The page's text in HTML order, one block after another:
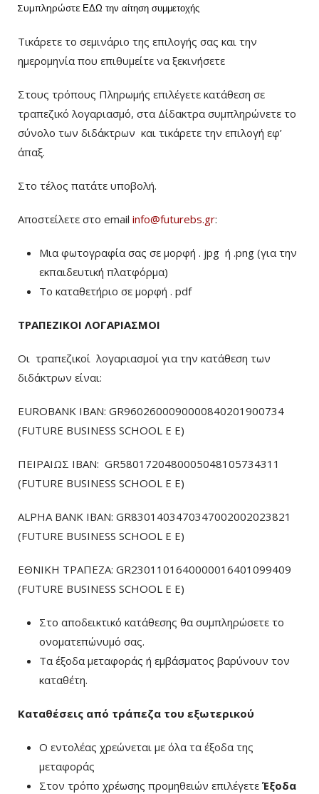
Συμπληρώστε ΕΔΩ την αίτηση συμμετοχής
Τικάρετε το σεμινάριο της επιλογής σας και την
ημερομηνία που επιθυμείτε να ξεκινήσετε
Στους τρόπους Πληρωμής επιλέγετε κατάθεση σε
τραπεζικό λογαριασμό, στα Δίδακτρα συμπληρώνετε το
σύνολο των διδάκτρων και τικάρετε την επιλογή εφ’
άπαξ.
Στο τέλος πατάτε υποβολή.
Αποστείλετε στο email info@futurebs.gr:
Μια φωτογραφία σας σε μορφή . jpg ή .png (για την
εκπαιδευτική πλατφόρμα)
To καταθετήριο σε μορφή . pdf
ΤΡΑΠΕΖΙΚΟΙ ΛΟΓΑΡΙΑΣΜΟΙ
Οι τραπεζικοί λογαριασμοί για την κατάθεση των
διδάκτρων είναι:
EUROBANK IBAN: GR9602600090000840201900734
(FUTURE BUSINESS SCHOOL E E)
ΠΕΙΡΑΙΩΣ ΙΒΑΝ: GR5801720480005048105734311
(FUTURE BUSINESS SCHOOL E E)
ALPHA BANK IBAN: GR8301403470347002002023821
(FUTURE BUSINESS SCHOOL E E)
ΕΘΝΙΚΗ ΤΡΑΠΕΖΑ: GR2301101640000016401099409
(FUTURE BUSINESS SCHOOL E E)
Στο αποδεικτικό κατάθεσης θα συμπληρώσετε το
ονοματεπώνυμό σας.
Τα έξοδα μεταφοράς ή εμβάσματος βαρύνουν τον
καταθέτη.
Καταθέσεις από τράπεζα του εξωτερικού
Ο εντολέας χρεώνεται με όλα τα έξοδα της
μεταφοράς
Στον τρόπο χρέωσης προμηθειών επιλέγετε Έξοδα